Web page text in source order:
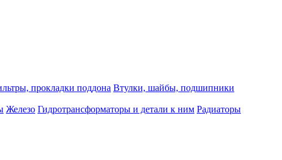
прокладки поддона Втулки, шайбы, подшипники
Железо Гидротрансформаторы и детали к ним Радиаторы